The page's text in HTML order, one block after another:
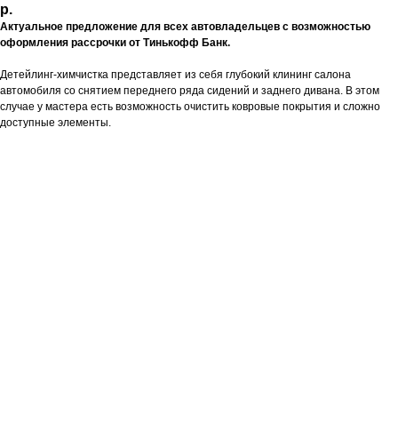
р.
Актуальное предложение для всех автовладельцев с возможностью
оформления рассрочки от Тинькофф Банк.
Детейлинг-химчистка представляет из себя глубокий клининг салона
автомобиля со снятием переднего ряда сидений и заднего дивана. В этом
случае у мастера есть возможность очистить ковровые покрытия и сложно
доступные элементы.